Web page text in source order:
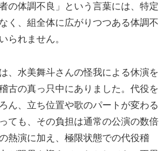
の体調不良」という言葉には、特定
く、組全体に広がりつつある体調不
られません。
、水美舞斗さんの怪我による休演を
古の真っ只中にありました。代役を
ん、立ち位置や歌のパートが変わる
ても、その負担は通常の公演の数倍
熱演に加え、極限状態での代役稽